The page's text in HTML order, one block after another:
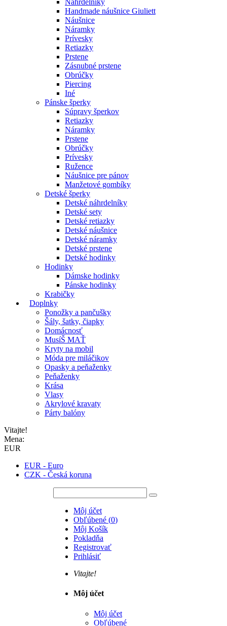
Náhrdelníky
Handmade náušnice Giuliett
Náušnice
Náramky
Prívesky
Retiazky
Prstene
Zásnubné prstene
Obrúčky
Piercing
Iné
Pánske šperky
Súpravy šperkov
Retiazky
Náramky
Prstene
Obrúčky
Prívesky
Ružence
Náušnice pre pánov
Manžetové gombíky
Detské šperky
Detské náhrdelníky
Detské sety
Detské retiazky
Detské náušnice
Detské náramky
Detské prstene
Detské hodinky
Hodinky
Dámske hodinky
Pánske hodinky
Krabičky
Doplnky
Ponožky a pančušky
Šály, šatky, čiapky
Domácnosť
MusíŠ MAŤ
Kryty na mobil
Móda pre miláčikov
Opasky a peňaženky
Peňaženky
Krása
Vlasy
Akrylové kravaty
Párty balóny
Vitajte!
Mena:
EUR
EUR - Euro
CZK - Česká koruna
Môj účet
Obľúbené (0)
Môj Košík
Pokladňa
Registrovať
Prihlásiť
Vitajte!
Môj účet
Môj účet
Obľúbené